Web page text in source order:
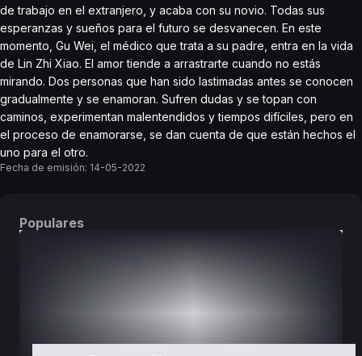
de trabajo en el extranjero, y acaba con su novio. Todas sus
esperanzas y sueños para el futuro se desvanecen. En este
momento, Gu Wei, el médico que trata a su padre, entra en la vida
de Lin Zhi Xiao. El amor tiende a arrastrarte cuando no estás
mirando. Dos personas que han sido lastimadas antes se conocen
gradualmente y se enamoran. Sufren dudas y se topan con
caminos, experimentan malentendidos y tiempos difíciles, pero en
el proceso de enamorarse, se dan cuenta de que están hechos el
uno para el otro.
Fecha de emisión: 14-05-2022
Populares